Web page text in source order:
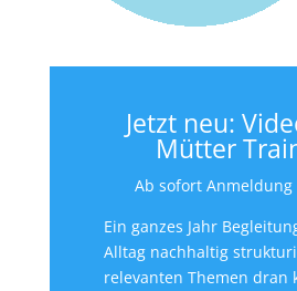
Jetzt neu:
Mütter
Ab sofort Anmeldung
Ein ganzes Jahr
Alltag nachhaltig
relevanten Themen dran